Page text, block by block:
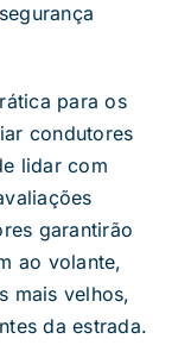
para os
condutores
lidar com
garantirão
ao volante,
mais velhos,
da estrada.